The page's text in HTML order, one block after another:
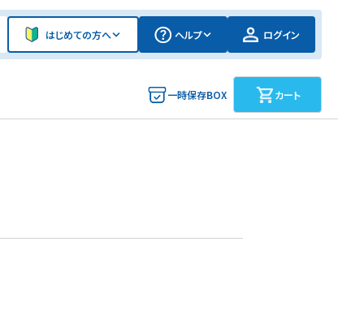
はじめての方へ ヘルプ ログイン
一時保存BOX カート